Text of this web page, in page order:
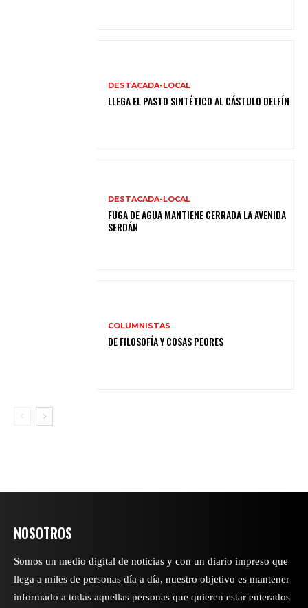
DESTACADA-LOCAL
LLEGA EL PASTO SINTÉTICO AL CÁSTULO DELFÍN
DESTACADA-LOCAL
FUGA DE AGUA MANTIENE CERRADA LA AVENIDA
SERDÁN
COLUMNISTAS
DE FILOSOFÍA Y COSAS PEORES
NOSOTROS
Somos un medio digital de noticias y con un diario impreso que
llega a miles de personas día a día, nuestro objetivo es mantener
informado a todas aquellas personas que quieren estar enterados